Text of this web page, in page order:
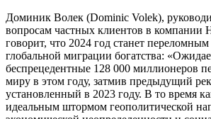
Доминик Волек (Dominic Volek),
вопросам частных клиентов в компании
говорит, что 2024 год станет
глобальной миграции богатства:
беспрецедентные 128 000 миллионеров
миру в этом году, затмив предыдущий
установленный в 2023 году. В то время
идеальным штормом геополитической